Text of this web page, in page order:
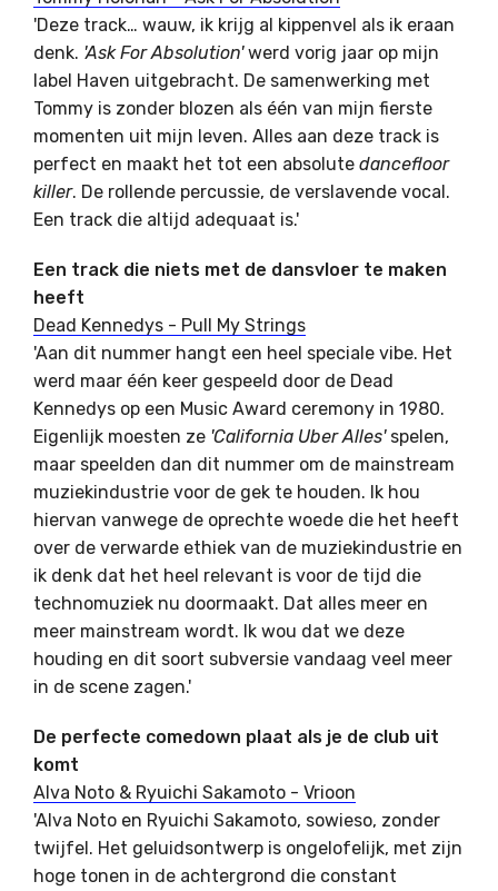
'Deze track… wauw, ik krijg al kippenvel als ik eraan
denk. 'Ask For Absolution'werd vorig jaar op mijn
label Haven uitgebracht. De samenwerking met
Tommy is zonder blozen als één van mijn fierste
momenten uit mijn leven. Alles aan deze track is
perfect en maakt het tot een absolute dancefloor
killer. De rollende percussie, de verslavende vocal.
Een track die altijd adequaat is.'
Een track die niets met de dansvloer te maken
heeft
Dead Kennedys - Pull My Strings
'Aan dit nummer hangt een heel speciale vibe. Het
werd maar één keer gespeeld door de Dead
Kennedys op een Music Award ceremony in 1980.
Eigenlijk moesten ze 'California Uber Alles'spelen,
maar speelden dan dit nummer om de mainstream
muziekindustrie voor de gek te houden. Ik hou
hiervan vanwege de oprechte woede die het heeft
over de verwarde ethiek van de muziekindustrie en
ik denk dat het heel relevant is voor de tijd die
technomuziek nu doormaakt. Dat alles meer en
meer mainstream wordt. Ik wou dat we deze
houding en dit soort subversie vandaag veel meer
in de scene zagen.'
De perfecte comedown plaat als je de club uit
komt
Alva Noto & Ryuichi Sakamoto - Vrioon
'Alva Noto en Ryuichi Sakamoto, sowieso, zonder
twijfel. Het geluidsontwerp is ongelofelijk, met zijn
hoge tonen in de achtergrond die constant